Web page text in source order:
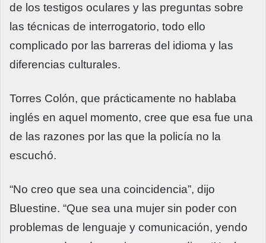
de los testigos oculares y las preguntas sobre
las técnicas de interrogatorio, todo ello
complicado por las barreras del idioma y las
diferencias culturales.
Torres Colón, que prácticamente no hablaba
inglés en aquel momento, cree que esa fue una
de las razones por las que la policía no la
escuchó.
“No creo que sea una coincidencia”, dijo
Bluestine. “Que sea una mujer sin poder con
problemas de lenguaje y comunicación, yendo